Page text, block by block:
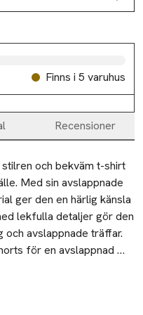
Finns i 5 varuhus
Recensioner
och bekväm t-shirt
Med sin avslappnade
ger den en härlig känsla
lekfulla detaljer gör den
avslappnade träffar.
för en avslappnad
denna mångsidiga t-